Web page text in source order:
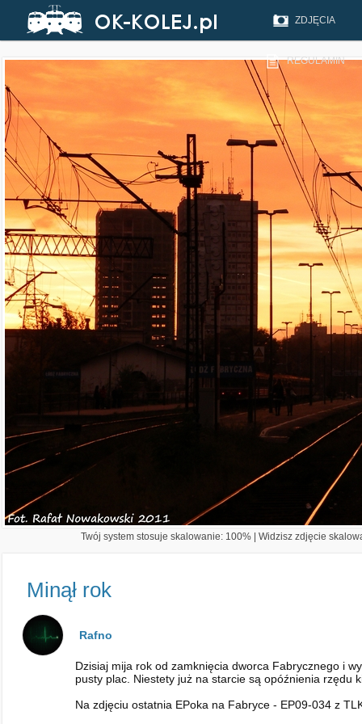
ZDJĘCIA
REGULAMIN
Twój system stosuje skalowanie: 100% | Widzisz zdjęcie
Minął rok
Rafno
Dzisiaj mija rok od zamknięcia dworca Fabrycznego i
pusty plac. Niestety już na starcie są opóźnienia rzędu
Na zdjęciu ostatnia EPoka na Fabryce - EP09-034 z